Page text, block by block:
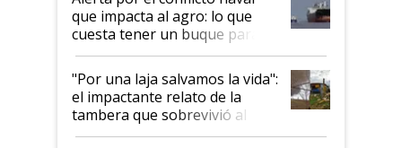
que impacta al agro: lo que
cuesta tener un buque parado
y el peligro de que Argentina
pase a ser "país sucio"
"Por una laja salvamos la vida":
el impactante relato de la
tambera que sobrevivió al
tornado